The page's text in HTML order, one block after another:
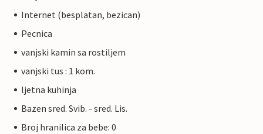
Internet (besplatan, bezican)
Pecnica
vanjski kamin sa rostiljem
vanjski tus : 1 kom.
ljetna kuhinja
Bazen sred. Svib. - sred. Lis.
Broj hranilica za bebe: 0